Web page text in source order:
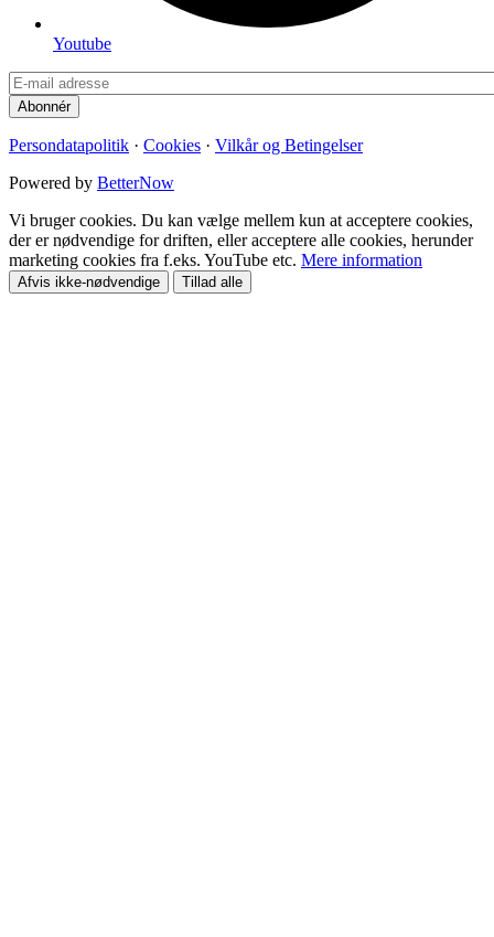
Youtube
Persondatapolitik · Cookies · Vilkår og Betingelser
Powered by BetterNow
Vi bruger cookies. Du kan vælge mellem kun at acceptere cookies,
der er nødvendige for driften, eller acceptere alle cookies, herunder
marketing cookies fra f.eks. YouTube etc. Mere information
Afvis ikke-nødvendige Tillad alle